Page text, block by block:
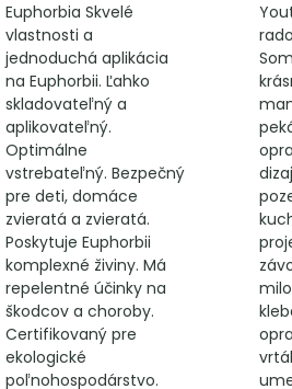
Euphorbia Skvelé
vlastnosti a
jednoduchá aplikácia
na Euphorbii. Ľahko
skladovateľný a
aplikovateľný.
Optimálne
vstrebateľný. Bezpečný
pre deti, domáce
zvieratá a zvieratá.
Poskytuje Euphorbii
komplexné živiny. Má
repelentné účinky na
škodcov a choroby.
Certifikovaný pre
ekologické
poľnohospodárstvo.